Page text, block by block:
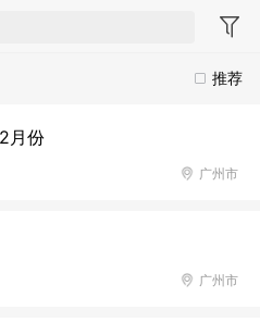
推荐
月份
广州市
广州市